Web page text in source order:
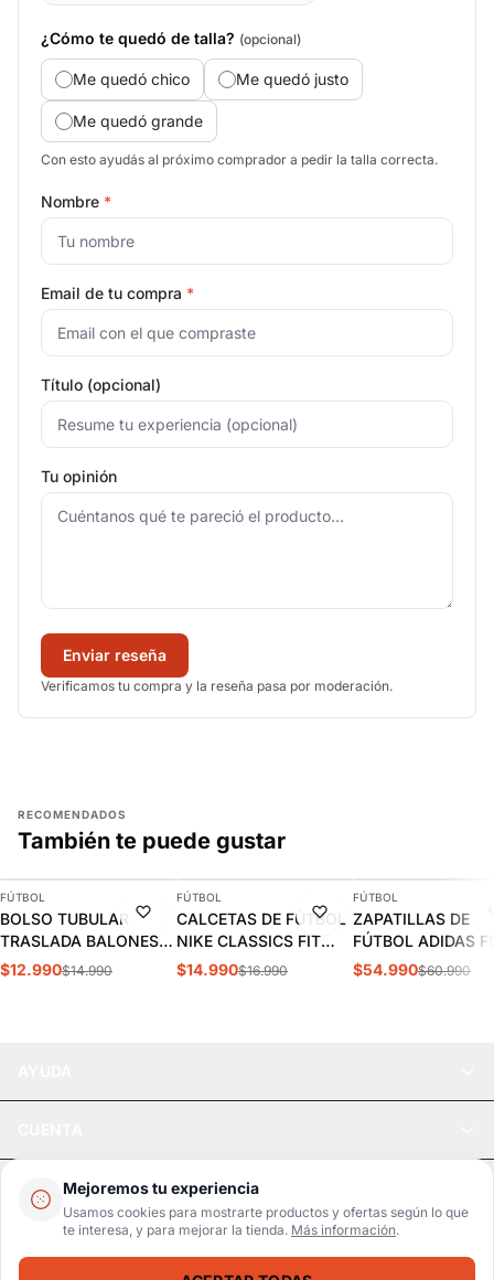
Mejoremos tu experiencia
Usamos cookies para mostrarte productos y ofertas según lo que
te interesa, y para mejorar la tienda. Más información.
¿Cómo te quedó de talla? (opcional)
Me quedó chico Me quedó justo
Me quedó grande
Con esto ayudás al próximo comprador a pedir la talla correcta.
Nombre *
Email de tu compra *
Título (opcional)
Tu opinión
Enviar reseña
Verificamos tu compra y la reseña pasa por moderación.
RECOMENDADOS
También te puede gustar
-13%
AGREGAR
FÚTBOL
BOLSO TUBULAR
TRASLADA BALONES
TRAIN |
$12.990$14.990
-12%
AGREGAR
FÚTBOL
CALCETAS DE FÚTBOL
NIKE CLASSICS FIT
ADULTO SX4120-402
$14.990$16.990
-10%
FÚTBOL
ZAPATILLAS DE
FÚTBOL ADIDAS
CLUB FG/MG
$54.990$60.990
LEGAL
Pago seguro SSL / Datos protegidos